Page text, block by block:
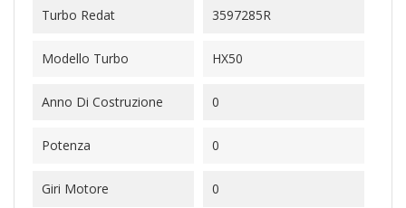
Turbo Redat 3597285R
Modello Turbo HX50
Anno Di Costruzione 0
Potenza 0
Giri Motore 0